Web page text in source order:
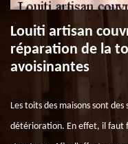
Louiti artisan
réparation de la
avoisinantes
Les toits des maisons sont
détérioration. En effet, il faut